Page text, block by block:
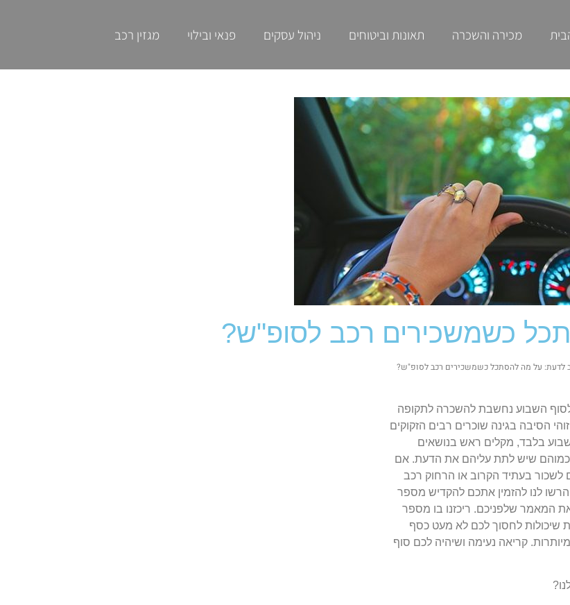
מכירה והשכרה תאונות וביטוחים ניהול עסקים פנאי ובילוי מגזין רכב
כשמשכירים רכב לסופ"ש?
לדעת: על מה להסתכל כשמשכירים רכב לסופ"ש?
השבוע נחשבת להשכרה לתקופה
הסיבה בגינה שוכרים רבים הזקוקים
בלבד, מקלים ראש בנושאים
כמוהם שיש לתת עליהם את הדעת. אם
לשכור בעתיד הקרוב או הרחוק רכב
לנו להזמין אתכם להקדיש מספר
המאמר שלפניכם. ריכזנו בו מספר
שיכולות לחסוך לכם לא מעט כסף
מיותרות. קריאה נעימה ושיהיה לכם סוף